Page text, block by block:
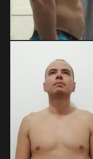
MARTIN
Cambio enfocado a